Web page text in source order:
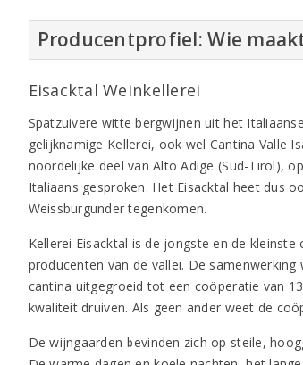
Producentprofiel: Wie
Eisacktal Weinkellerei
Spatzuivere witte bergwijnen uit het
gelijknamige Kellerei, ook wel Cantina Valle
noordelijke deel van Alto Adige (Süd-Tirol),
Italiaans gesproken. Het Eisacktal heet dus
Weissburgunder tegenkomen.
Kellerei Eisacktal is de jongste en de
producenten van de vallei. De
cantina uitgegroeid tot een coöperatie van
kwaliteit druiven. Als geen ander weet de
De wijngaarden bevinden zich op steile,